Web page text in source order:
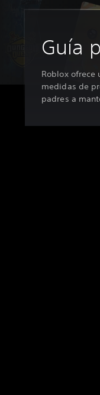
Guía
Roblox ofrece
medidas de
padres a